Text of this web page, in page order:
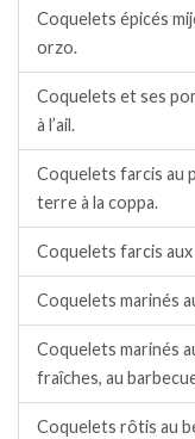
Coquelets épicés
orzo.
Coquelets et ses
à l’ail.
Coquelets farcis au
terre à la coppa.
Coquelets farcis aux
Coquelets marinés
Coquelets marinés
fraîches, au
Coquelets rôtis au